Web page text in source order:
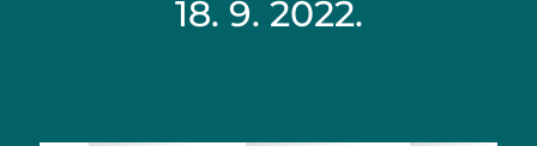
18. 9. 2022.